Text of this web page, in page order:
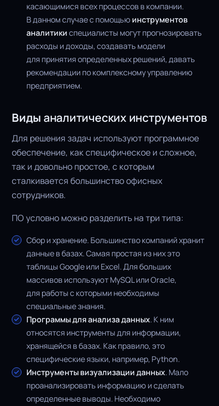
касающимися всех процессов в компании.
В данном случае с помощью инструментов
аналитикиспециалисты могут прогнозировать
расходы и доходы, создавать модели
для принятия определенных решений, давать
рекомендации по комплексному управлению
предприятием.
Виды аналитических инструментов
Для решения задач используют программное
обеспечение, как специфическое и сложное,
так и довольно простое, с которым
сталкивается большинство офисных
сотрудников.
ПО условно можно разделить на три типа:
Сбор и хранение. Большинство компаний хранит
данные в базах. Самая простая из них это
таблицы Google или Excel. Для больших
массивов используют MySQL или Oracle,
для работы с которыми необходимы
специальные знания.
Программы для анализа данных. К ним
относятся инструменты для информации,
хранящейся в базах. Как правило, это
специфические языки, например, Python.
Инструменты визуализации данных. Мало
проанализировать информацию и сделать
определенные выводы. Необходимо